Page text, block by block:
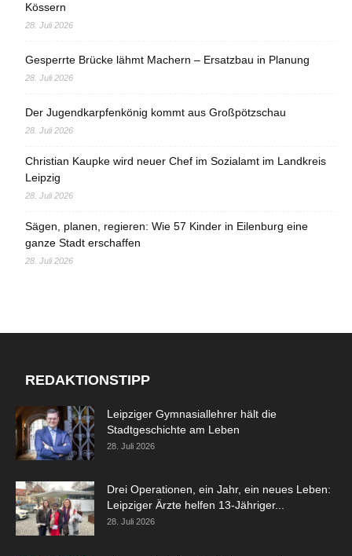
Kössern
28. Juli 2026
Gesperrte Brücke lähmt Machern – Ersatzbau in Planung
28. Juli 2026
Der Jugendkarpfenkönig kommt aus Großpötzschau
28. Juli 2026
Christian Kaupke wird neuer Chef im Sozialamt im Landkreis
Leipzig
28. Juli 2026
Sägen, planen, regieren: Wie 57 Kinder in Eilenburg eine
ganze Stadt erschaffen
28. Juli 2026
REDAKTIONSTIPP
Leipziger Gymnasiallehrer hält die
Stadtgeschichte am Leben
28. Juli 2026
Drei Operationen, ein Jahr, ein neues Leben:
Leipziger Ärzte helfen 13-Jähriger...
28. Juli 2026